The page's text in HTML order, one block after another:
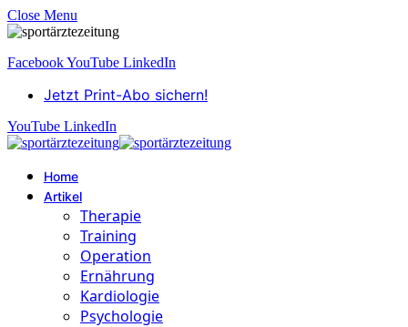
Close Menu
FacebookYouTube LinkedIn
Jetzt Print-Abo sichern!
YouTube LinkedIn
Home
Artikel
Therapie
Training
Operation
Ernährung
Kardiologie
Psychologie